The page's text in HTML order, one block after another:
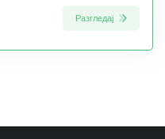
Разгледај